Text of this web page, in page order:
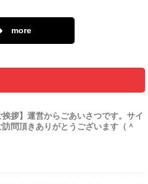
more
挨拶】運営からごあいさつです。サイ
訪問頂きありがとうございます（＾